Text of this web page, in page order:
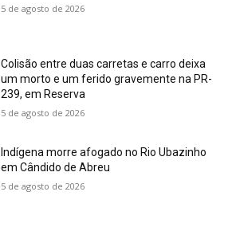
5 de agosto de 2026
Colisão entre duas carretas e carro deixa
um morto e um ferido gravemente na PR-
239, em Reserva
5 de agosto de 2026
Indígena morre afogado no Rio Ubazinho
em Cândido de Abreu
5 de agosto de 2026